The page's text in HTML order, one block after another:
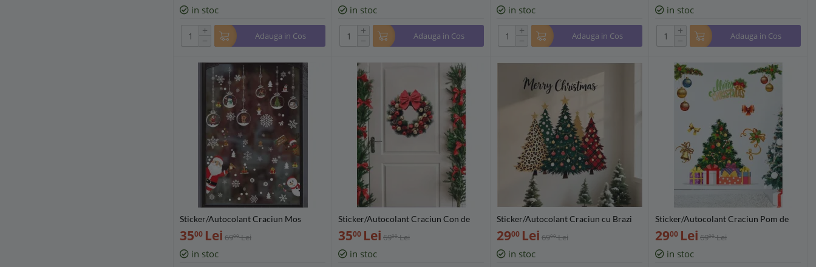
in stoc
+
− Adauga in Cos
in stoc
+
− Adauga in Cos
in stoc
+
− Adauga in Cos
in stoc
+
− Adauga in Cos
Sticker/Autocolant Craciun Mos
Craciun si Fulgi de nea 20x30 cm -
448163
3500 Lei 6900 Lei
in stoc
Sticker/Autocolant Craciun Con de
Pin cu funda rosie 29x29cm - 644475
3500 Lei 6900 Lei
in stoc
Sticker/Autocolant Craciun cu Brazi
29x30cm - 354889
2900 Lei 6900 Lei
in stoc
Sticker/Autocolant Craciun Pom de
Craciun 29x57cm - 632537
2900 Lei 6900 Lei
in stoc